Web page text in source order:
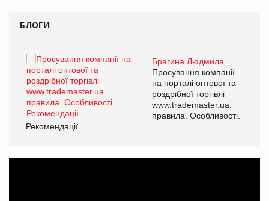
БЛОГИ
Брагина Людмила
Просування компанії
на порталі оптової та
роздрібної торгівлі
www.trademaster.ua.
правила. Особливості.
Рекомендації